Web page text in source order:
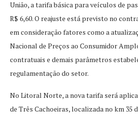
União, a tarifa básica para veículos de
R$ 6,60. O reajuste está previsto no
em consideração fatores como a
Nacional de Preços ao Consumidor
contratuais e demais parâmetros
regulamentação do setor.
No Litoral Norte, a nova tarifa será
de Três Cachoeiras, localizada no km 35